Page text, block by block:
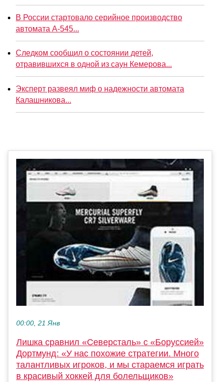
В России стартовало серийное производство
автомата А-545...
Следком сообщил о состоянии детей,
отравившихся в одной из саун Кемерова...
Эксперт развеял миф о надежности автомата
Калашникова...
00:00, 21 Янв
Лишка сравнил «Северсталь» с «Боруссией»
Дортмунд: «У нас похожие стратегии. Много
талантливых игроков, и мы стараемся играть
в красивый хоккей для болельщиков»